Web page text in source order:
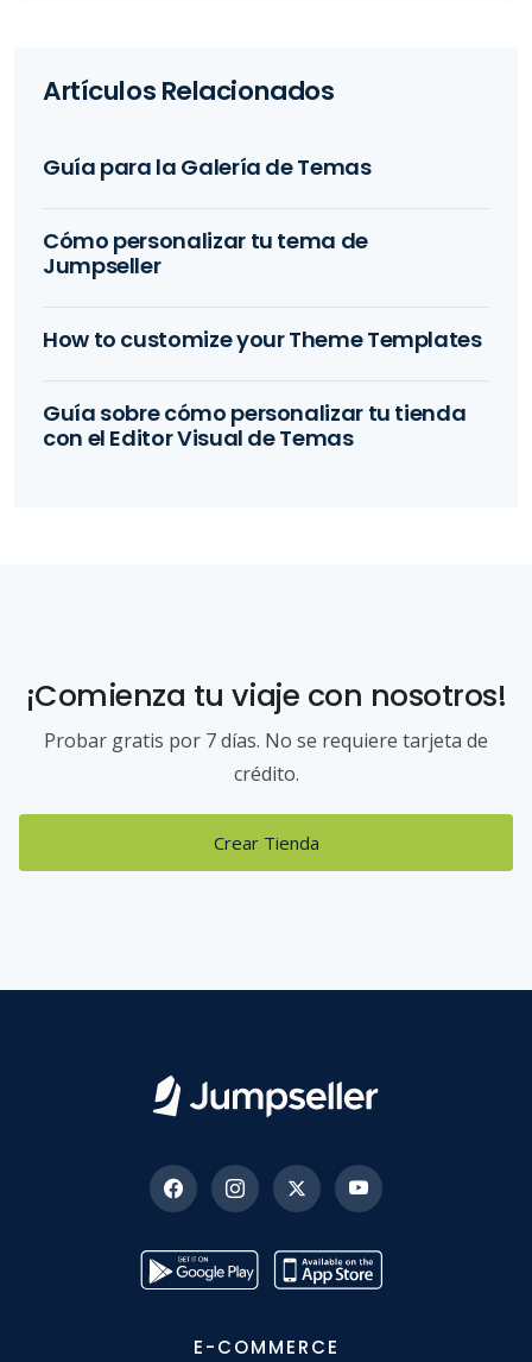
Artículos Relacionados
Guía para la Galería de Temas
Cómo personalizar tu tema de
Jumpseller
How to customize your Theme Templates
Guía sobre cómo personalizar tu tienda
con el Editor Visual de Temas
¡Comienza tu viaje con nosotros!
Probar gratis por 7 días. No se requiere tarjeta de
crédito.
Crear Tienda
E-COMMERCE